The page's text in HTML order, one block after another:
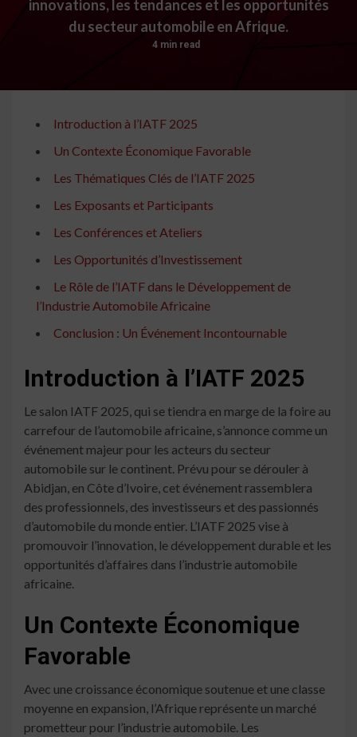
innovations, les tendances et les opportunités
du secteur automobile en Afrique.
4 min read
Introduction à l’IATF 2025
Un Contexte Économique Favorable
Les Thématiques Clés de l’IATF 2025
Les Exposants et Participants
Les Conférences et Ateliers
Les Opportunités d’Investissement
Le Rôle de l’IATF dans le Développement de
l’Industrie Automobile Africaine
Conclusion : Un Événement Incontournable
Introduction à l’IATF 2025
Le salon IATF 2025, qui se tiendra en marge de la foire au
carrefour de l’automobile africaine, s’annonce comme un
événement majeur pour les acteurs du secteur
automobile sur le continent. Prévu pour se dérouler à
Abidjan, en Côte d’Ivoire, cet événement rassemblera
des professionnels, des investisseurs et des passionnés
d’automobile du monde entier. L’IATF 2025 vise à
promouvoir l’innovation, le développement durable et les
opportunités d’affaires dans l’industrie automobile
africaine.
Un Contexte Économique
Favorable
Avec une croissance économique soutenue et une classe
moyenne en expansion, l’Afrique représente un marché
prometteur pour l’industrie automobile. Les